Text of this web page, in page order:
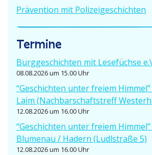
Prävention mit Polizeigeschichten
Termine
Burgge­schichten mit Lesefüchse
08.08.2026 um 15.00 Uhr
“Geschichten unter freiem
Laim (Nachbar­schafts­treff
12.08.2026 um 16.00 Uhr
“Geschichten unter freiem
Blumenau / Hadern (Ludlstraße 5)
12.08.2026 um 16.00 Uhr